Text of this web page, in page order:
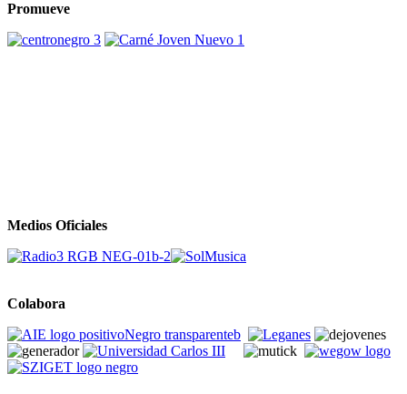
Promueve
Medios Oficiales
Colabora